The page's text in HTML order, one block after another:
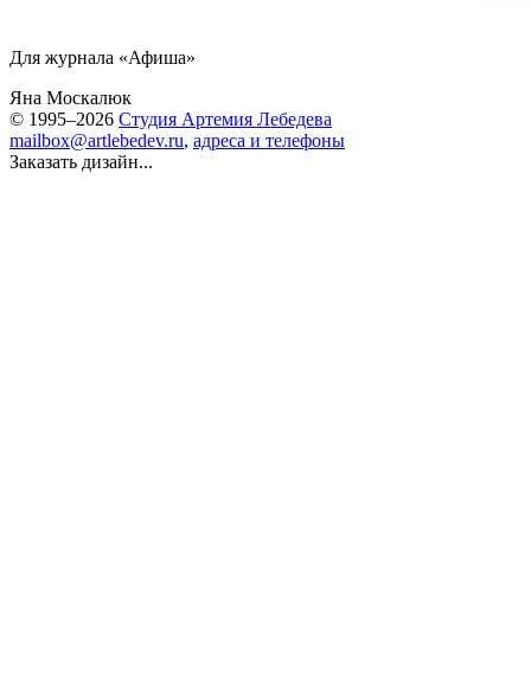
Для журнала «Афиша»
Яна Москалюк
© 1995–2026 Студия Артемия Лебедева
mailbox@artlebedev.ru, адреса и телефоны
Заказать дизайн...